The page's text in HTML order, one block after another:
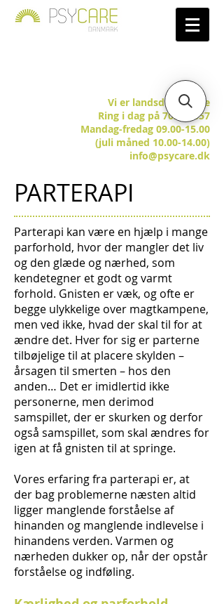
Vi er landsdækkende
Ring i dag på 7025 5657
Mandag-fredag 09.00-15.00
(juli måned 10.00-14.00)
info@psycare.dk
PARTERAPI
Parterapi kan være en hjælp i mange
parforhold, hvor der mangler det liv
og den glæde og nærhed, som
kendetegner et godt og varmt
forhold. Gnisten er væk, og ofte er
begge ulykkelige over magtkampene,
men ved ikke, hvad der skal til for at
ændre det. Hver for sig er parterne
tilbøjelige til at placere skylden –
årsagen til smerten – hos den
anden… Det er imidlertid ikke
personerne, men derimod
samspillet, der er skurken og derfor
også samspillet, som skal ændres for
igen at få gnisten til at springe.
Vores erfaring fra parterapi er, at
der bag problemerne næsten altid
ligger manglende forståelse af
hinanden og manglende indlevelse i
hinandens verden. Varmen og
nærheden dukker op, når der opstår
forståelse og indføling.